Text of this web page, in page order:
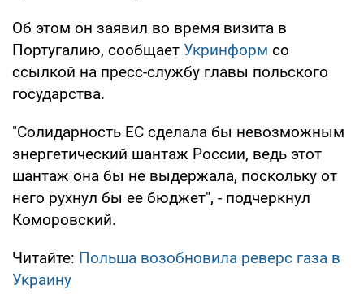
Об этом он заявил во время визита в
Португалию, сообщает Укринформ со
ссылкой на пресс-службу главы польского
государства.
"Солидарность ЕС сделала бы невозможным
энергетический шантаж России, ведь этот
шантаж она бы не выдержала, поскольку от
него рухнул бы ее бюджет", - подчеркнул
Коморовский.
Читайте: Польша возобновила реверс газа в
Украину